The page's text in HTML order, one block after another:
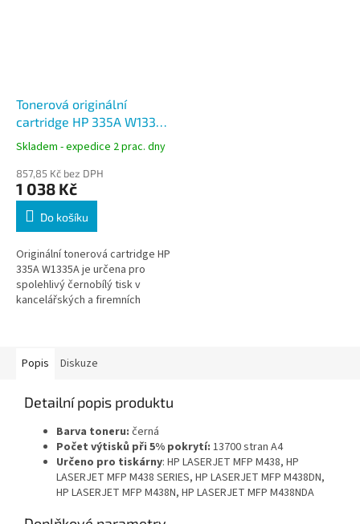
Tonerová originální
cartridge HP 335A W1335A
černá, 7400 stran
Skladem - expedice 2 prac. dny
857,85 Kč bez DPH
1 038 Kč
Do košíku
Originální tonerová cartridge HP
335A W1335A je určena pro
spolehlivý černobílý tisk v
kancelářských a firemních
Popis
Diskuze
Detailní popis produktu
Barva toneru: černá
Počet výtisků při 5% pokrytí: 13700 stran A4
Určeno pro tiskárny: HP LASERJET MFP M438, HP
LASERJET MFP M438 SERIES, HP LASERJET MFP M438DN,
HP LASERJET MFP M438N, HP LASERJET MFP M438NDA